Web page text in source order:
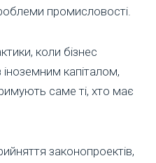
промисловості.
коли бізнес
іноземним капіталом,
саме ті, хто має
законопроектів,